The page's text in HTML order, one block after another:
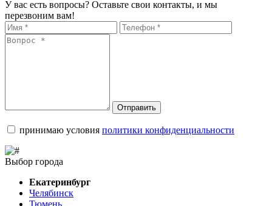
У вас есть вопросы? Оставьте свои контакты, и мы
перезвоним вам!
Отправить
принимаю условия политики конфиденциальности
Выбор города
Екатеринбург
Челябинск
Тюмень